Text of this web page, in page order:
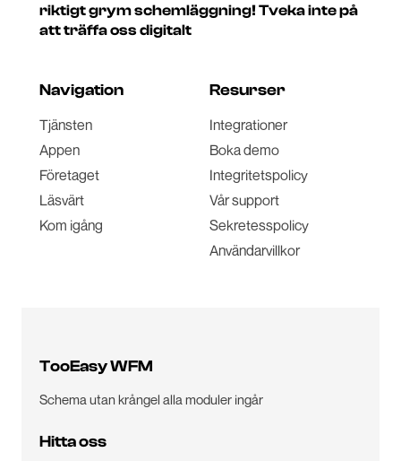
riktigt grym schemläggning! Tveka inte på
att träffa oss digitalt
Navigation
Tjänsten
Appen
Företaget
Läsvärt
Kom igång
Resurser
Integrationer
Boka demo
Integritetspolicy
Vår support
Sekretesspolicy
Användarvillkor
TooEasy WFM
Schema utan krångel alla moduler ingår
Hitta oss